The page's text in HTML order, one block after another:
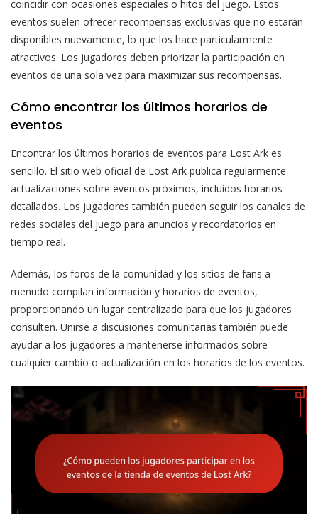
coincidir con ocasiones especiales o hitos del juego. Estos
eventos suelen ofrecer recompensas exclusivas que no estarán
disponibles nuevamente, lo que los hace particularmente
atractivos. Los jugadores deben priorizar la participación en
eventos de una sola vez para maximizar sus recompensas.
Cómo encontrar los últimos horarios de
eventos
Encontrar los últimos horarios de eventos para Lost Ark es
sencillo. El sitio web oficial de Lost Ark publica regularmente
actualizaciones sobre eventos próximos, incluidos horarios
detallados. Los jugadores también pueden seguir los canales de
redes sociales del juego para anuncios y recordatorios en
tiempo real.
Además, los foros de la comunidad y los sitios de fans a
menudo compilan información y horarios de eventos,
proporcionando un lugar centralizado para que los jugadores
consulten. Unirse a discusiones comunitarias también puede
ayudar a los jugadores a mantenerse informados sobre
cualquier cambio o actualización en los horarios de los eventos.